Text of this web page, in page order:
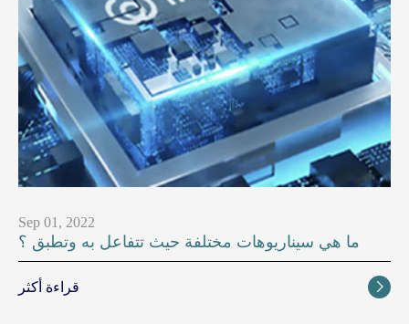
Sep 01, 2022
ما هي سيناريوهات مختلفة حيث تتفاعل به وتطبق ؟
قراءة أكثر 